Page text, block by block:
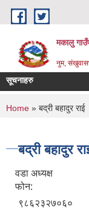
Skip to main content
मकालु
नुम,
सूचनाहरु
You are
Home » बद्री बहादुर राई
बद्री बहादुर
वडा अध्यक्ष
फोन:
९८६२३२७०६०